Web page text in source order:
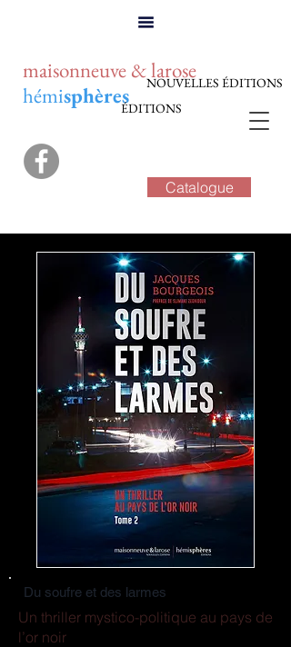
hémisphèresÉDITIONS
maisonneuve & laroseNOUVELLES ÉDITIONS
Catalogue
Du soufre et des larmes
Un thriller mystico-politique au pays de
l’or noir